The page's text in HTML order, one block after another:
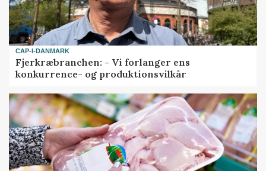
CAP-I-DANMARK
Fjerkræbranchen: - Vi forlanger ens
konkurrence- og produktionsvilkår